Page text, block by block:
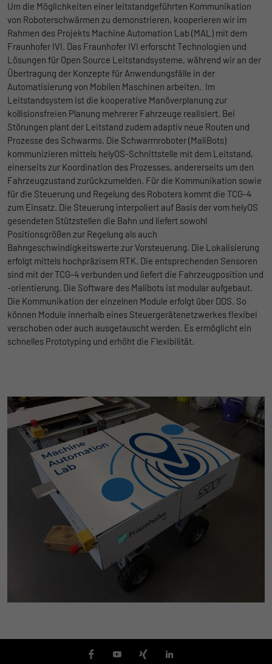
Um die Möglichkeiten einer leitstandgeführten Kommunikation
von Roboterschwärmen zu demonstrieren, kooperieren wir im
Rahmen des Projekts Machine Automation Lab (MAL) mit dem
Fraunhofer IVI. Das Fraunhofer IVI erforscht Technologien und
Lösungen für Open Source Leitstandsysteme, während wir an der
Übertragung der Konzepte für Anwendungsfälle in der
Automatisierung von Mobilen Maschinen arbeiten. Im
Leitstandsystem ist die kooperative Manöverplanung zur
kollisionsfreien Planung mehrerer Fahrzeuge realisiert. Bei
Störungen plant der Leitstand zudem adaptiv neue Routen und
Prozesse des Schwarms. Die Schwarmroboter (MaliBots)
kommunizieren mittels helyOS-Schnittstelle mit dem Leitstand,
einerseits zur Koordination des Prozesses, andererseits um den
Fahrzeugzustand zurückzumelden. Für die Kommunikation sowie
für die Steuerung und Regelung des Roboters kommt die TCG-4
zum Einsatz. Die Steuerung interpoliert auf Basis der vom helyOS
gesendeten Stützstellen die Bahn und liefert sowohl
Positionsgrößen zur Regelung als auch
Bahngeschwindigkeitswerte zur Vorsteuerung. Die Lokalisierung
erfolgt mittels hochpräzisem RTK. Die entsprechenden Sensoren
sind mit der TCG-4 verbunden und liefert die Fahrzeugposition und
-orientierung. Die Software des Malibots ist modular aufgebaut.
Die Kommunikation der einzelnen Module erfolgt über DDS. So
können Module innerhalb eines Steuergerätenetzwerkes flexibel
verschoben oder auch ausgetauscht werden. Es ermöglicht ein
schnelles Prototyping und erhöht die Flexibilität.